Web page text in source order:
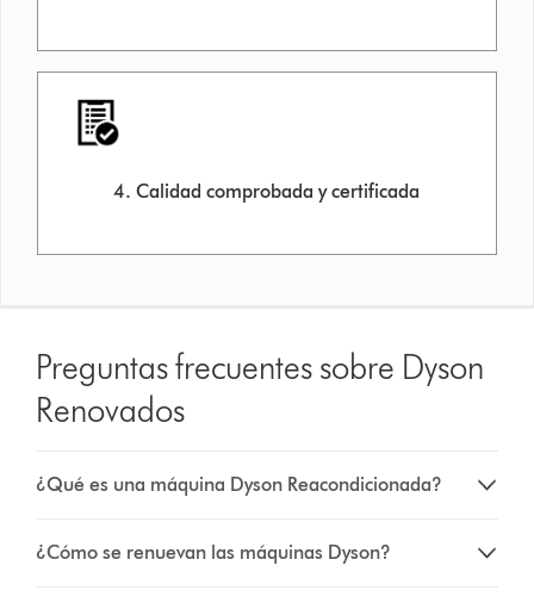
4. Calidad comprobada y certificada
Preguntas frecuentes sobre Dyson
Renovados
¿Qué es una máquina Dyson Reacondicionada?
¿Cómo se renuevan las máquinas Dyson?